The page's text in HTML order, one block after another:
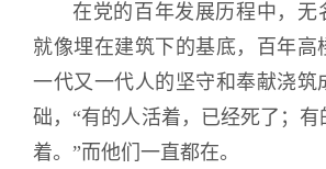
在党的百年发展历程中，无
就像埋在建筑下的基底，百年高
一代又一代人的坚守和奉献浇筑
础，“有的人活着，已经死了；
着。”而他们一直都在。